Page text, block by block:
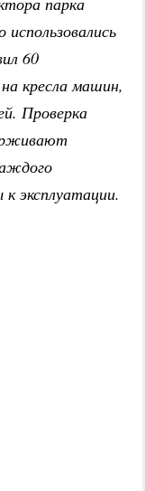
60
кресла машин,
Проверка
эксплуатации.